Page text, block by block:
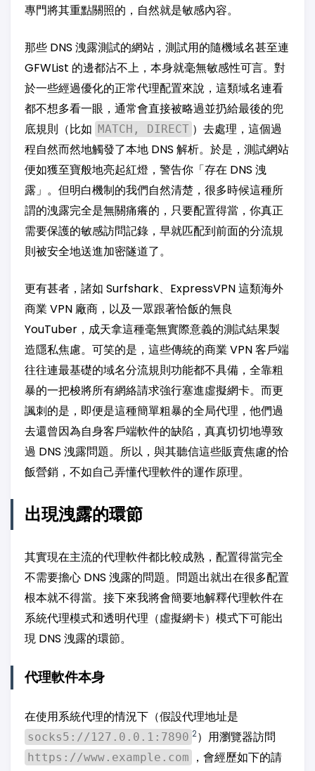
專門將其重點關照的，自然就是敏感內容。
那些 DNS 洩露測試的網站，測試用的隨機域名甚至連
GFWList 的邊都沾不上，本身就毫無敏感性可言。對
於一些經過優化的正常代理配置來說，這類域名連看
都不想多看一眼，通常會直接被略過並扔給最後的兜
底規則（比如 MATCH, DIRECT ）去處理，這個過
程自然而然地觸發了本地 DNS 解析。於是，測試網站
便如獲至寶般地亮起紅燈，警告你「存在 DNS 洩
露」。但明白機制的我們自然清楚，很多時候這種所
謂的洩露完全是無關痛癢的，只要配置得當，你真正
需要保護的敏感訪問記錄，早就匹配到前面的分流規
則被安全地送進加密隧道了。
更有甚者，諸如 Surfshark、ExpressVPN 這類海外
商業 VPN 廠商，以及一眾跟著恰飯的無良
YouTuber，成天拿這種毫無實際意義的測試結果製
造隱私焦慮。可笑的是，這些傳統的商業 VPN 客戶端
往往連最基礎的域名分流規則功能都不具備，全靠粗
暴的一把梭將所有網絡請求強行塞進虛擬網卡。而更
諷刺的是，即便是這種簡單粗暴的全局代理，他們過
去還曾因為自身客戶端軟件的缺陷，真真切切地導致
過 DNS 洩露問題。所以，與其聽信這些販賣焦慮的恰
飯營銷，不如自己弄懂代理軟件的運作原理。
出現洩露的環節
其實現在主流的代理軟件都比較成熟，配置得當完全
不需要擔心 DNS 洩露的問題。問題出就出在很多配置
根本就不得當。接下來我將會簡要地解釋代理軟件在
系統代理模式和透明代理（虛擬網卡）模式下可能出
現 DNS 洩露的環節。
代理軟件本身
在使用系統代理的情況下（假設代理地址是
socks5://127.0.0.1:7890 2）用瀏覽器訪問
https://www.example.com
，會經歷如下的請